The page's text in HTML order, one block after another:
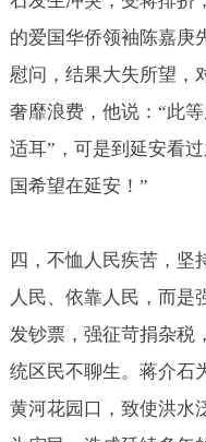
的爱国华侨领袖陈嘉庚
慰问，结果大失所望，
奢靡浪费，他说：“此
适耳”，可是到延安看
国希望在延安！”
四，不恤人民疾苦，坚
人民、依靠人民，而是
发钞票，强征苛捐杂税
统区民不聊生。蒋介石
黄河花园口，致使洪水